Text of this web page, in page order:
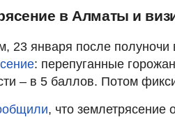
в Алматы и
23 января после
: перепуганные
– в 5 баллов. Потом
, что